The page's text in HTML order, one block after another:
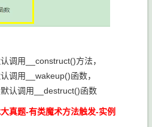
调用__construct()方法，
调用__wakeup()函数，
认调用__destruct()函数
真题-有类魔术方法触发-实例